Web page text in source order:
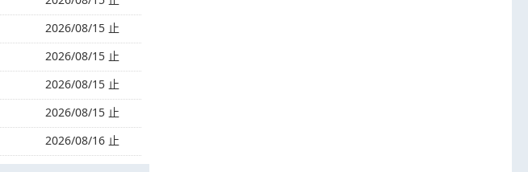
2026/08/15 止
2026/08/15 止
2026/08/15 止
2026/08/15 止
2026/08/16 止